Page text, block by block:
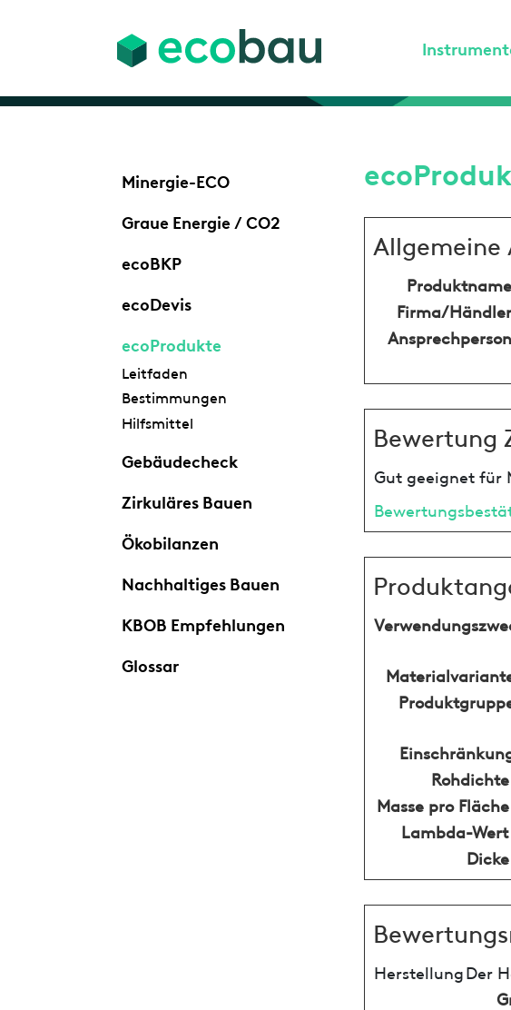
Minergie-ECO
Graue Energie / CO2
ecoBKP
ecoDevis
ecoProdukte
Leitfaden
Bestimmungen
Hilfsmittel
Gebäudecheck
Zirkuläres Bauen
Ökobilanzen
Nachhaltiges Bauen
KBOB Empfehlungen
Glossar
Allgemeine
Produktname
Firma/Händler
Ansprechperson
Bewertung
Gut geeignet für
Rohdichte
Masse pro Fläche
Lambda-Wert
Dicke
HerstellungDer